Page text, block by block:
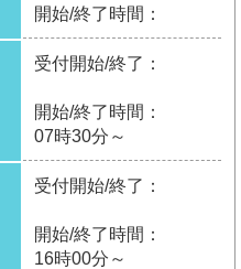
開始/終了時間：
受付開始/終了：
開始/終了時間：
07時30分～
受付開始/終了：
開始/終了時間：
16時00分～